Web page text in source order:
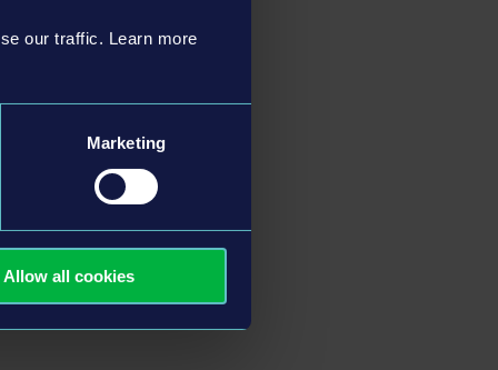
our traffic. Learn more
Marketing
Allow all cookies